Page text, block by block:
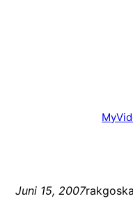
Juni 15, 2007rakgoska